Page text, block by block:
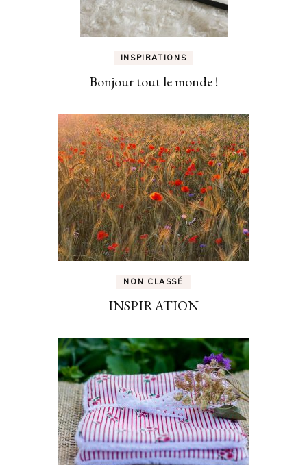
INSPIRATIONS
Bonjour tout le monde !
NON CLASSÉ
INSPIRATION